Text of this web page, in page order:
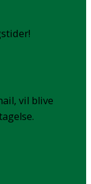
vil blive